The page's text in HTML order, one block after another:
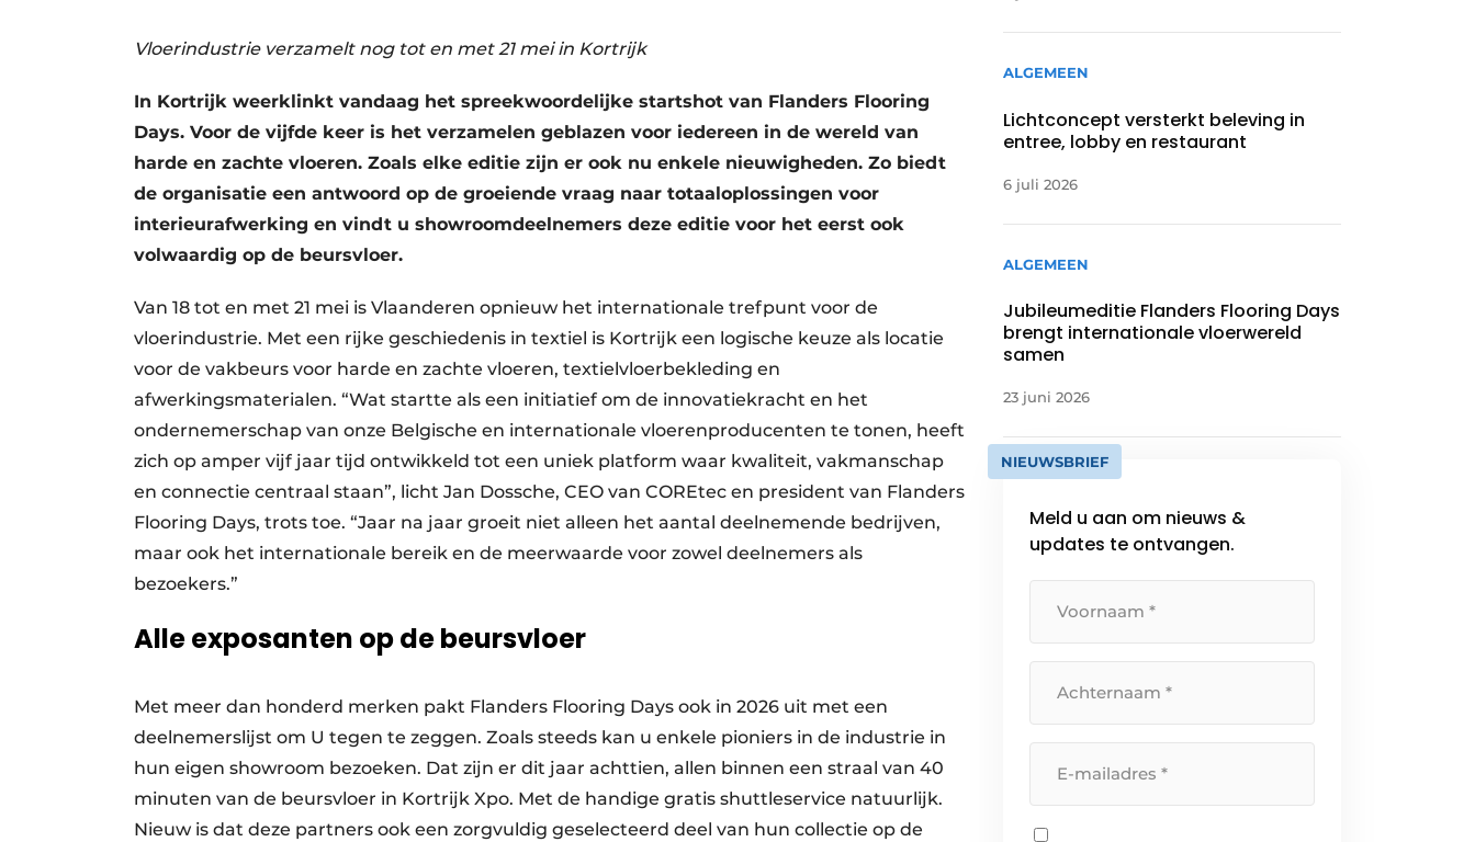
Video’s
Vloerindustrie verzamelt nog tot en met 21 mei in Kortrijk
In Kortrijk weerklinkt vandaag het spreekwoordelijke startshot van Flanders Flooring
Days. Voor de vijfde keer is het verzamelen geblazen voor iedereen in de wereld van
harde en zachte vloeren. Zoals elke editie zijn er ook nu enkele nieuwigheden. Zo biedt
de organisatie een antwoord op de groeiende vraag naar totaaloplossingen voor
interieurafwerking en vindt u showroomdeelnemers deze editie voor het eerst ook
volwaardig op de beursvloer.
Van 18 tot en met 21 mei is Vlaanderen opnieuw het internationale trefpunt voor de
vloerindustrie. Met een rijke geschiedenis in textiel is Kortrijk een logische keuze als locatie
voor de vakbeurs voor harde en zachte vloeren, textielvloerbekleding en
afwerkingsmaterialen. “Wat startte als een initiatief om de innovatiekracht en het
ondernemerschap van onze Belgische en internationale vloerenproducenten te tonen, heeft
zich op amper vijf jaar tijd ontwikkeld tot een uniek platform waar kwaliteit, vakmanschap
en connectie centraal staan”, licht Jan Dossche, CEO van COREtec en president van Flanders
Flooring Days, trots toe. “Jaar na jaar groeit niet alleen het aantal deelnemende bedrijven,
maar ook het internationale bereik en de meerwaarde voor zowel deelnemers als
bezoekers.”
Alle exposanten op de beursvloer
Met meer dan honderd merken pakt Flanders Flooring Days ook in 2026 uit met een
deelnemerslijst om U tegen te zeggen. Zoals steeds kan u enkele pioniers in de industrie in
hun eigen showroom bezoeken. Dat zijn er dit jaar achttien, allen binnen een straal van 40
minuten van de beursvloer in Kortrijk Xpo. Met de handige gratis shuttleservice natuurlijk.
Nieuw is dat deze partners ook een zorgvuldig geselecteerd deel van hun collectie op de
ALGEMEEN
Lichtconcept versterkt beleving in
entree, lobby en restaurant
6 juli 2026
ALGEMEEN
Jubileumeditie Flanders Flooring Days
brengt internationale vloerwereld
samen
23 juni 2026
NIEUWSBRIEF
Meld u aan om nieuws &
updates te ontvangen.